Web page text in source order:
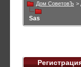
Дом СоветовЪ >
Sas